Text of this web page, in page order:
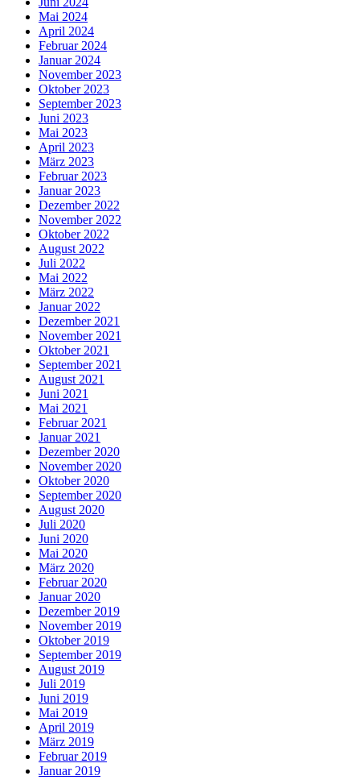
Mai 2024
April 2024
Februar 2024
Januar 2024
November 2023
Oktober 2023
September 2023
Juni 2023
Mai 2023
April 2023
März 2023
Februar 2023
Januar 2023
Dezember 2022
November 2022
Oktober 2022
August 2022
Juli 2022
Mai 2022
März 2022
Januar 2022
Dezember 2021
November 2021
Oktober 2021
September 2021
August 2021
Juni 2021
Mai 2021
Februar 2021
Januar 2021
Dezember 2020
November 2020
Oktober 2020
September 2020
August 2020
Juli 2020
Juni 2020
Mai 2020
März 2020
Februar 2020
Januar 2020
Dezember 2019
November 2019
Oktober 2019
September 2019
August 2019
Juli 2019
Juni 2019
Mai 2019
April 2019
März 2019
Februar 2019
Januar 2019